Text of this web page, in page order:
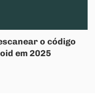
o código
em 2025